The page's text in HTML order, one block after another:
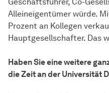
Alleineigentümer würde.
Prozent an Kollegen
Hauptgesellschafter. Das
Haben Sie eine weitere
die Zeit an der Universität